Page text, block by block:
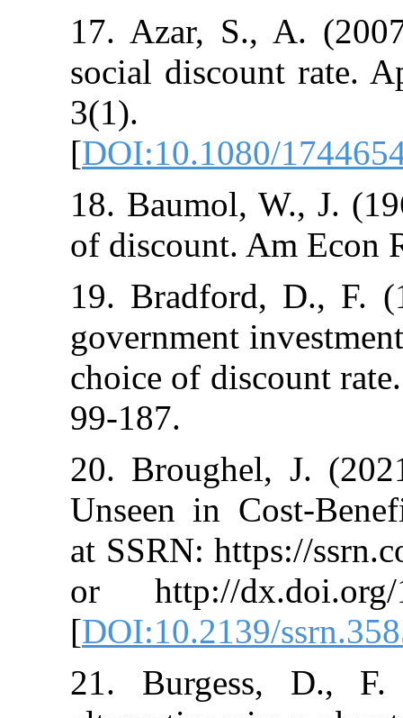
17. Azar, S.,
social
[DOI:10.1080/
18. Baumol,
of discount.
19. Bradford,
government
choice of
20. Broughel,
Unseen in
at SSRN:
or http://
[DOI:10.2139/
21.